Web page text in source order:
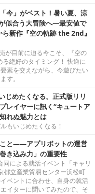
今」がベスト！暑い夏、涼
似合う大冒険へ―最安値で
新作『空の軌跡 the 2nd』
が目前に迫る今こそ、『空の
絶好のタイミング！ 快適に
素を交えながら、今遊びたい
す。
じめたくなる。正式版リリ
レイヤーに訊く“キュートア
れぬ魅力とは
もいじめたくなる！
と――アプリボットの運営
き込み力」の重要性
による就活イベント「キャリ
都立産業貿易センター浜松町
ベントに合わせ、自身の就活
イターに聞いてみたので、そ